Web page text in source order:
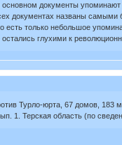
документы
документах названы самыми
есть только небольшое
глухими к
Турло-юрта, 67 домов, 183
1. Терская область (по